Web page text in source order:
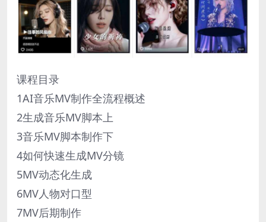
课程目录
1AI音乐MV制作全流程概述
2生成音乐MV脚本上
3音乐MV脚本制作下
4如何快速生成MV分镜
5MV动态化生成
6MV人物对口型
7MV后期制作